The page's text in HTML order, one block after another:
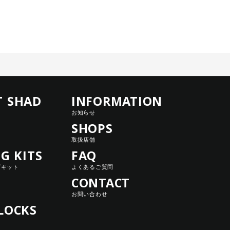
SHAD
KITS
ット
INFORMATION
お知らせ
SHOPS
取扱店舗
FAQ
よくあるご質問
CONTACT
お問い合わせ